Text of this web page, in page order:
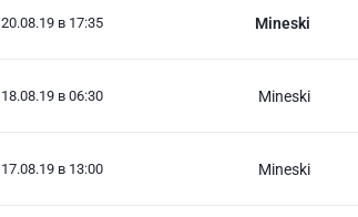
20.08.19 в 17:35 Mineski
18.08.19 в 06:30 Mineski
17.08.19 в 13:00 Mineski